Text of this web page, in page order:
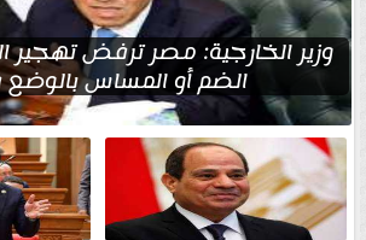
وزير الخارجية: مصر ترفض تهجير
الضم أو المساس